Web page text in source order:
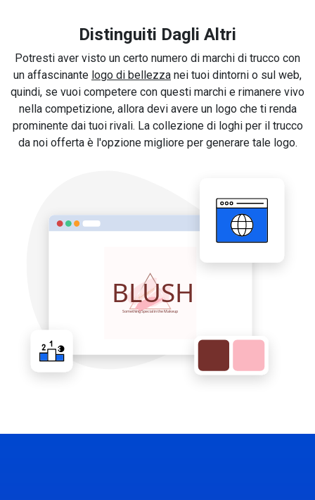
Distinguiti Dagli Altri
Potresti aver visto un certo numero di marchi di trucco con
un affascinante logo di bellezza nei tuoi dintorni o sul web,
quindi, se vuoi competere con questi marchi e rimanere vivo
nella competizione, allora devi avere un logo che ti renda
prominente dai tuoi rivali. La collezione di loghi per il trucco
da noi offerta è l'opzione migliore per generare tale logo.